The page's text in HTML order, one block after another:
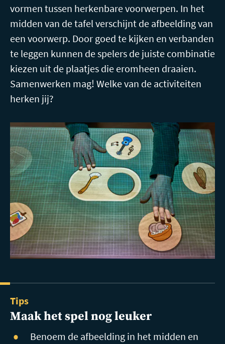
vormen tussen herkenbare voorwerpen. In het
midden van de tafel verschijnt de afbeelding van
een voorwerp. Door goed te kijken en verbanden
te leggen kunnen de spelers de juiste combinatie
kiezen uit de plaatjes die eromheen draaien.
Samenwerken mag! Welke van de activiteiten
herken jij?
Tips
Maak het spel nog leuker
Benoem de afbeelding in het midden en